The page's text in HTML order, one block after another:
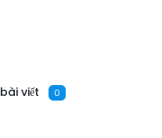
bài viết 0